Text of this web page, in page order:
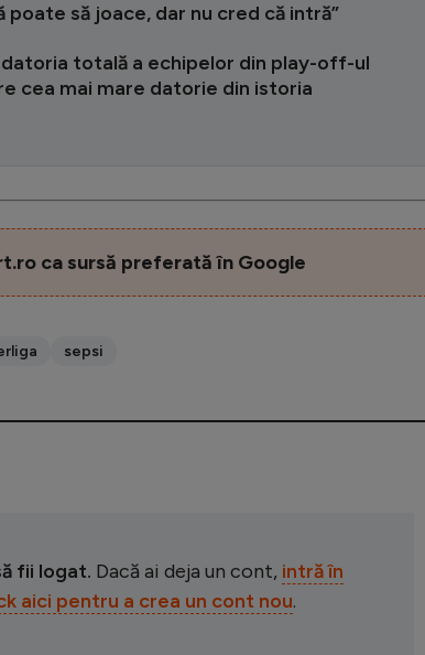
poate să joace, dar nu cred că intră”
totală a echipelor din play-off-ul
cea mai mare datorie din istoria
ca sursă preferată în Google
sepsi
fii logat. Dacă ai deja un cont, intră în
aici pentru a crea un cont nou.